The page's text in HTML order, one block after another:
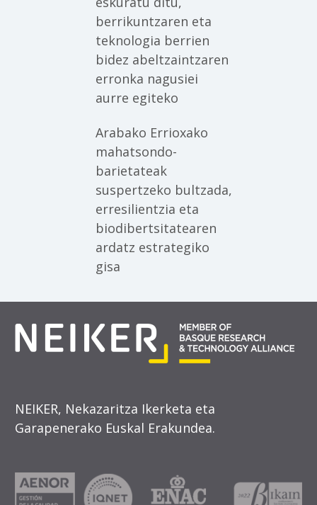
berrikuntzaren eta
teknologia berrien
bidez abeltzaintzaren
erronka nagusiei
aurre egiteko
Arabako Errioxako
mahatsondo-
barietateak
suspertzeko bultzada,
erresilientzia eta
biodibertsitatearen
ardatz estrategiko
gisa
NEIKER, Nekazaritza Ikerketa eta
Garapenerako Euskal Erakundea.